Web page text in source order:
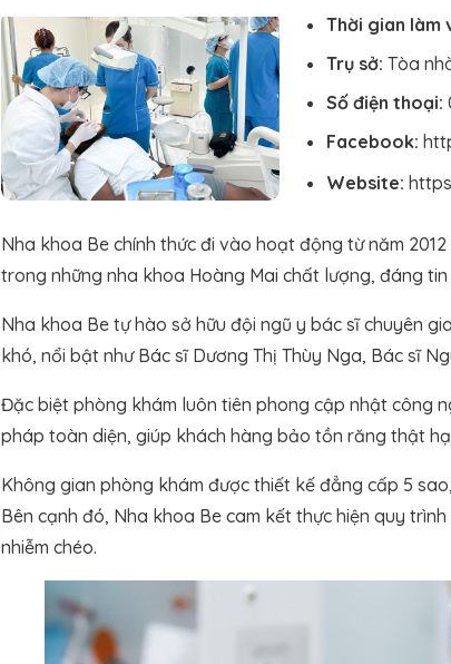
Thời gian làm
Trụ sở: Tòa
Số điện thoại:
Facebook:
Website:
Nha khoa Be chính thức đi vào hoạt động từ năm
trong những nha khoa Hoàng Mai chất lượng, đáng
Nha khoa Be tự hào sở hữu đội ngũ y bác sĩ chuyên
khó, nổi bật như Bác sĩ Dương Thị Thùy Nga, Bác sĩ
Đặc biệt phòng khám luôn tiên phong cập nhật công
pháp toàn diện, giúp khách hàng bảo tồn răng thật
Không gian phòng khám được thiết kế đẳng cấp 5
Bên cạnh đó, Nha khoa Be cam kết thực hiện quy
nhiễm chéo.